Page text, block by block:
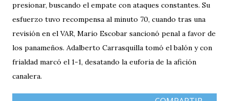
presionar, buscando el empate con ataques constantes. Su
esfuerzo tuvo recompensa al minuto 70, cuando tras una
revisión en el VAR, Mario Escobar sancionó penal a favor de
los panameños. Adalberto Carrasquilla tomó el balón y con
frialdad marcó el 1-1, desatando la euforia de la afición
canalera.